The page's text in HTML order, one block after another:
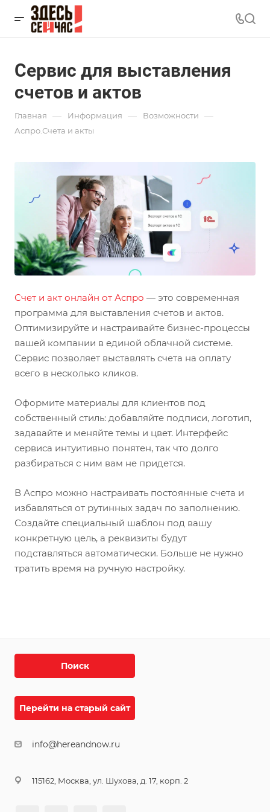
Сервис для выставления
счетов и актов
Главная — Информация — Возможности —
Аспро.Счета и акты
Счет и акт онлайн от Аспро — это современная
программа для выставления счетов и актов.
Оптимизируйте и настраивайте бизнес-процессы
вашей компании в единой облачной системе.
Сервис позволяет выставлять счета на оплату
всего в несколько кликов.
Оформите материалы для клиентов под
собственный стиль: добавляйте подписи, логотип,
задавайте и меняйте темы и цвет. Интерфейс
сервиса интуитивно понятен, так что долго
разбираться с ним вам не придется.
В Аспро можно настраивать постоянные счета и
избавляться от рутинных задач по заполнению.
Создайте специальный шаблон под вашу
конкретную цель, а реквизиты будут
подставляться автоматически. Больше не нужно
тратить время на ручную настройку.
Поиск
Перейти на старый сайт
info@hereandnow.ru
115162, Москва, ул. Шухова, д. 17, корп. 2